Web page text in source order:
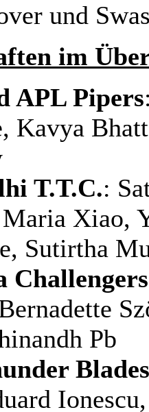
und
im
APL Pipers
Kavya
T.T.C.:
Xiao,
Sutirtha
Challengers
Pb
Blades